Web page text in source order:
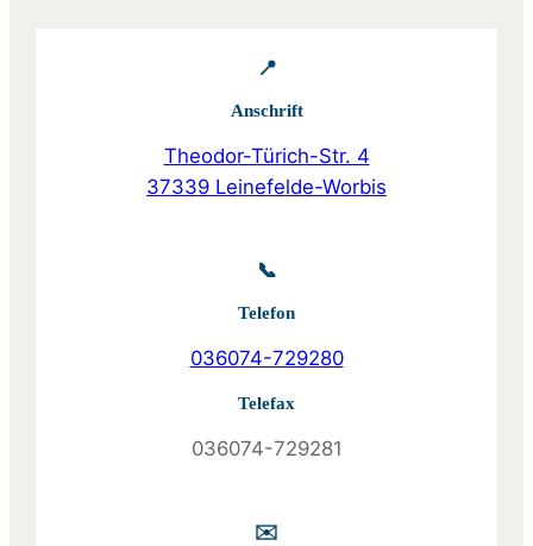
📍
Anschrift
Theodor-Türich-Str. 4
37339 Leinefelde-Worbis
📞
Telefon
036074-729280
Telefax
036074-729281
✉️